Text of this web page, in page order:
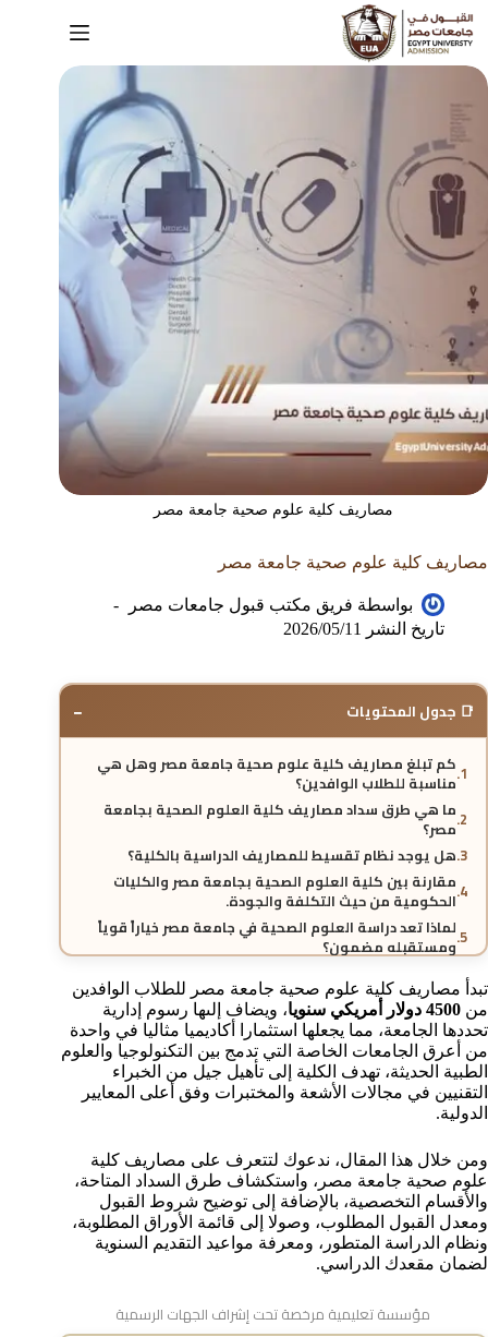
مصاريف كلية علوم صحية جامعة مصر
مصاريف كلية علوم صحية جامعة مصر
بواسطة فريق مكتب قبول جامعات مصر
تاريخ النشر
2026/05/11
📑 جدول المحتويات −
كم تبلغ مصاريف كلية علوم صحية جامعة مصر وهل هي
مناسبة للطلاب الوافدين؟
ما هي طرق سداد مصاريف كلية العلوم الصحية بجامعة
مصر؟
هل يوجد نظام تقسيط للمصاريف الدراسية بالكلية؟
مقارنة بين كلية العلوم الصحية بجامعة مصر والكليات
الحكومية من حيث التكلفة والجودة.
لماذا تعد دراسة العلوم الصحية في جامعة مصر خياراً قوياً
ومستقبله مضمون؟
التخصص أو القسم؟
ما هي أفضل أقسام كلية العلوم الصحية التطبيقية المتاحة
بجامعة مصر؟
شروط القبول في كلية العلوم الصحية بجامعة مصر للطلاب
الوافدين.
ما هو معدل القبول المطلوب لكلية العلوم الصحية بجامعة
الأوراق والمستندات المطلوبة للتقديم في كلية العلوم
الصحية مصر
مراحل ونظام الدراسة في كلية العلوم الصحية بالجامعة
كم تبلغ رواتب خريجي تكنولوجيا العلوم الصحية
كيف تختار القسم المناسب لك داخل كلية العلوم الصحية
بجامعة مصر؟
للطلاب الوافدين.
تبدأ مصاريف كلية علوم صحية جامعة مصر للطلاب الوافدين
من 4500 دولار أمريكي سنويا
، ويضاف إلىها رسوم إدارية
تحددها الجامعة، مما يجعلها استثمارا أكاديميا مثاليا في واحدة
من أعرق الجامعات الخاصة التي تدمج بين التكنولوجيا والعلوم
الطبية الحديثة، تهدف الكلية إلى تأهيل جيل من الخبراء
التقنيين في مجالات الأشعة والمختبرات وفق أعلى المعايير
الدولية.
ومن خلال هذا المقال، ندعوك لتتعرف على مصاريف كلية
علوم صحية جامعة مصر، واستكشاف طرق السداد المتاحة،
والأقسام التخصصية، بالإضافة إلى توضيح شروط القبول
ومعدل القبول المطلوب، وصولا إلى قائمة الأوراق المطلوبة،
ونظام الدراسة المتطور، ومعرفة مواعيد التقديم السنوية
لضمان مقعدك الدراسي.
مؤسسة تعليمية مرخصة تحت إشراف الجهات الرسمية